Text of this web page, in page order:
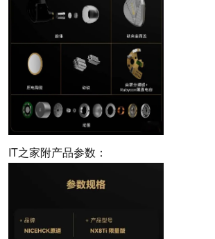
IT之家附产品参数：